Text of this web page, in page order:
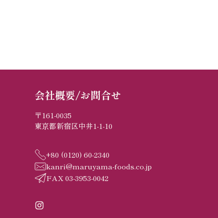
会社概要/お問合せ
〒161-0035
東京都新宿区中井1-1-10
+80 (0120) 60-2340
kanri@maruyama-foods.co.jp
FAX 03-3953-0042